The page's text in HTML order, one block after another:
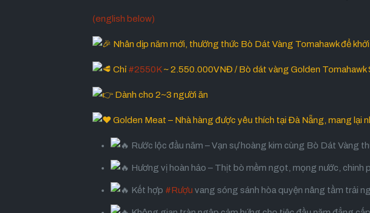
(english below)
Nhân dịp năm mới, thưởng thức Bò Dát Vàng Tomahawk để
Chỉ #2550K~ 2.550.000VNĐ / Bò dát vàng Golden Tomahawk
Dành cho 2~3 người ăn
Golden Meat – Nhà hàng được yêu thích tại Đà Nẵng, mang lại
Rước lộc đầu năm – Vạn sự hoàng kim cùng Bò Dát Vàng
Hương vị hoàn hảo – Thịt bò mềm ngọt, mọng nước, chinh
Kết hợp #Rượu vang sóng sánh hòa quyện nâng tầm trải